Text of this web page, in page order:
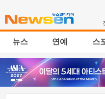
뉴스 연예 스